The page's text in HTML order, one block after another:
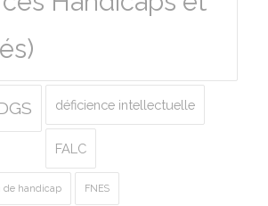
déficience intellectuelle
FALC
de handicap FNES